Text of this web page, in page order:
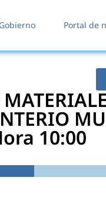
Gobierno Portal de
10:00